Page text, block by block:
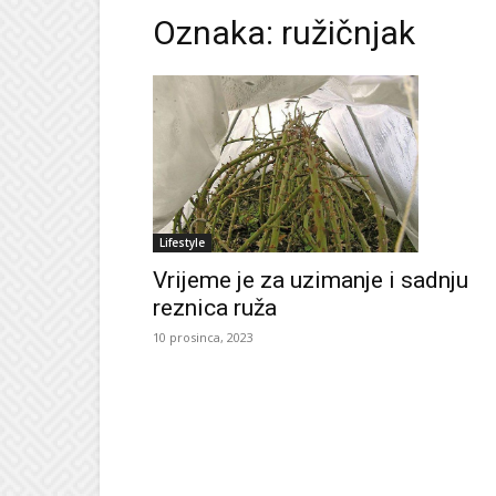
Oznaka: ružičnjak
Lifestyle
Vrijeme je za uzimanje i sadnju
reznica ruža
10 prosinca, 2023